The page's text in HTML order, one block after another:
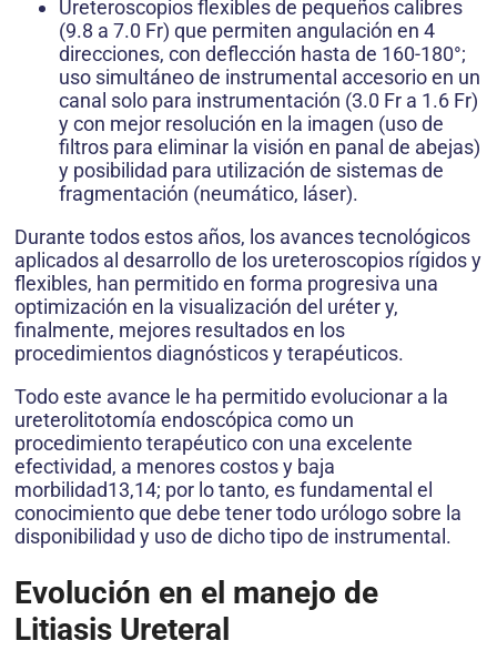
Ureteroscopios flexibles de pequeños calibres
(9.8 a 7.0 Fr) que permiten angulación en 4
direcciones, con deflección hasta de 160-180°;
uso simultáneo de instrumental accesorio en un
canal solo para instrumentación (3.0 Fr a 1.6 Fr)
y con mejor resolución en la imagen (uso de
filtros para eliminar la visión en panal de abejas)
y posibilidad para utilización de sistemas de
fragmentación (neumático, láser).
Durante todos estos años, los avances tecnológicos
aplicados al desarrollo de los ureteroscopios rígidos y
flexibles, han permitido en forma progresiva una
optimización en la visualización del uréter y,
finalmente, mejores resultados en los
procedimientos diagnósticos y terapéuticos.
Todo este avance le ha permitido evolucionar a la
ureterolitotomía endoscópica como un
procedimiento terapéutico con una excelente
efectividad, a menores costos y baja
morbilidad13,14; por lo tanto, es fundamental el
conocimiento que debe tener todo urólogo sobre la
disponibilidad y uso de dicho tipo de instrumental.
Evolución en el manejo de
Litiasis Ureteral